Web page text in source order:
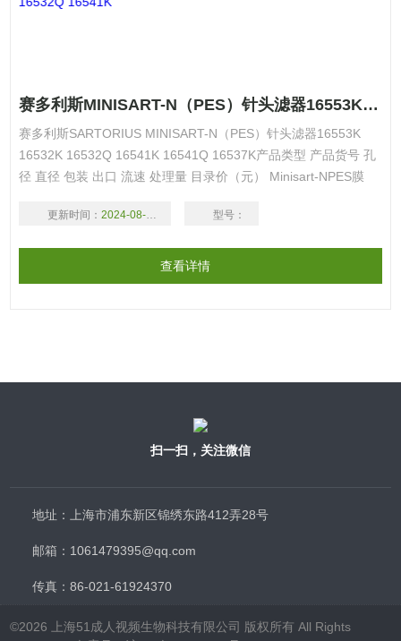
赛多利斯MINISART-N（PES）针头滤器16553K 16532K 16532Q 16541K
赛多利斯SARTORIUS MINISART-N（PES）针头滤器16553K
16532K 16532Q 16541K 16541Q 16537K产品类型 产品货号 孔
径 直径 包装 出口 流速 处理量 目录价（元） Minisart-NPES膜
更新时间： 2024-08-18 型号：
查看详情
扫一扫，关注微信
地址：上海市浦东新区锦绣东路412弄28号
邮箱：1061479395@qq.com
传真：86-021-61924370
©2026 上海51成人视频生物科技有限公司 版权所有 All Rights